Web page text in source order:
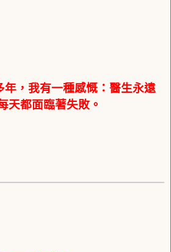
年，我有一種感慨：醫生永遠
天都面臨著失敗 。